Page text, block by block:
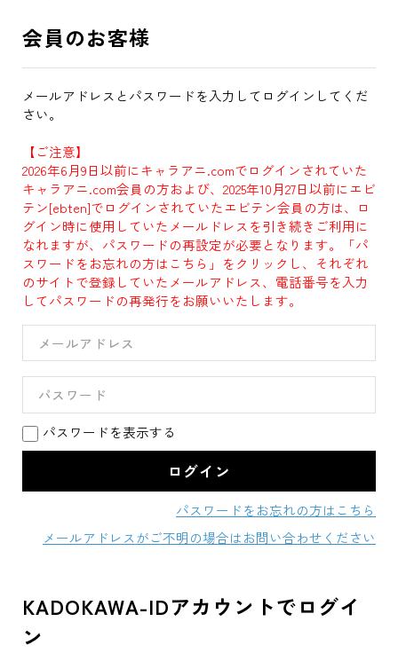
会員のお客様
メールアドレスとパスワードを入力してログインしてくだ
さい。
【ご注意】
2026年6月9日以前にキャラアニ.comでログインされていた
キャラアニ.com会員の方および、2025年10月27日以前にエビ
テン[ebten]でログインされていたエビテン会員の方は、ロ
グイン時に使用していたメールドレスを引き続きご利用に
なれますが、パスワードの再設定が必要となります。「パ
スワードをお忘れの方はこちら」をクリックし、それぞれ
のサイトで登録していたメールアドレス、電話番号を入力
してパスワードの再発行をお願いいたします。
パスワードを表示する
パスワードをお忘れの方はこちら
メールアドレスがご不明の場合はお問い合わせください
KADOKAWA-IDアカウントでログイ
ン